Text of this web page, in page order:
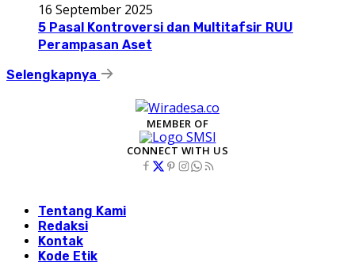
16 September 2025
5 Pasal Kontroversi dan Multitafsir RUU
Perampasan Aset
Selengkapnya
MEMBER OF
CONNECT WITH US
Tentang Kami
Redaksi
Kontak
Kode Etik